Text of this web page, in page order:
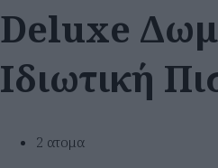
Deluxe
Ιδιωτική
2 ατομα